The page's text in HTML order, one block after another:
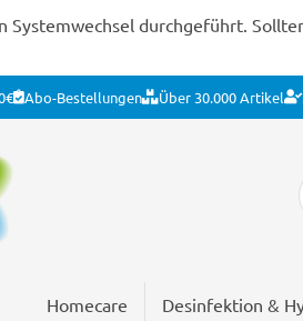
Systemwechsel durchgeführt.
Abo-Bestellungen Über 30.000 Artikel
Homecare Desinfektion &